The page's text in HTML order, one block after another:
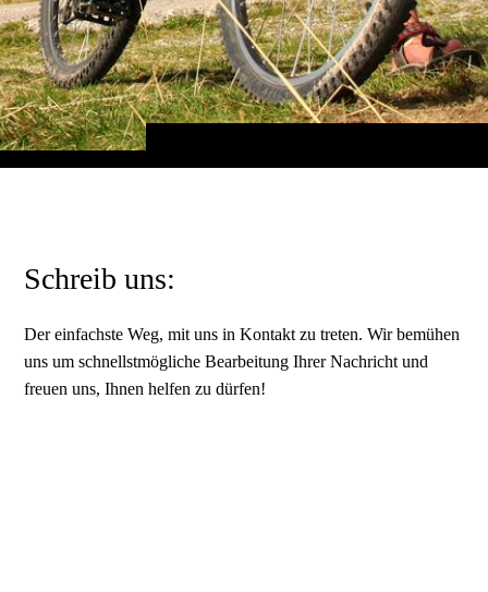
Schreib uns:
Der einfachste Weg, mit uns in Kontakt zu treten. Wir bemühen
uns um schnellstmögliche Bearbeitung Ihrer Nachricht und
freuen uns, Ihnen helfen zu dürfen!